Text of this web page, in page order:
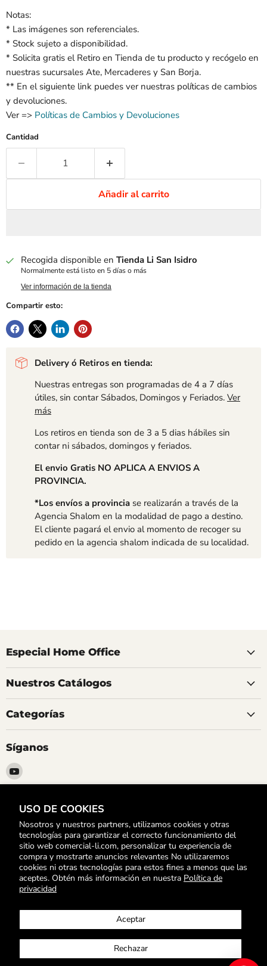
USO DE COOKIES
Nosotros y nuestros partners, utilizamos cookies y otras
tecnologías para garantizar el correcto funcionamiento del
sitio web comercial-li.com, personalizar tu experiencia de
compra y mostrarte anuncios relevantes No utilizaremos
cookies ni otras tecnologías para estos fines a menos que las
aceptes. Obtén más información en nuestra Política de
privacidad
Aceptar
Rechazar
Notas:
* Las imágenes son referenciales.
* Stock sujeto a disponibilidad.
* Solicita gratis el Retiro en Tienda de tu producto y recógelo en
nuestras sucursales Ate, Mercaderes y San Borja.
** En el siguiente link puedes ver nuestras políticas de cambios
y devoluciones.
Ver => Políticas de Cambios y Devoluciones
Cantidad
Añadir al carrito
Recogida disponible en Tienda Li San Isidro
Normalmente está listo en 5 días o más
Ver información de la tienda
Compartir esto:
Delivery ó Retiros en tienda:
Nuestras entregas son programadas de 4 a 7 días
útiles, sin contar Sábados, Domingos y Feriados. Ver
más
Los retiros en tienda son de 3 a 5 dias hábiles sin
contar ni sábados, domingos y feriados.
El envio Gratis NO APLICA A ENVIOS A
PROVINCIA.
*Los envíos a provincia se realizarán a través de la
Agencia Shalom en la modalidad de pago a destino.
El cliente pagará el envio al momento de recoger su
pedido en la agencia shalom indicada de su localidad.
Especial Home Office
Nuestros Catálogos
Categorías
Síganos
Encuéntrenos
en
Suscríbete
Para Enterarte de nuestras Ofertas y Promociones
Correo electrónico Registrarse
Política de devoluciones
Términos y Condiciones
Comprobante electrónico
Listas escolares
Contáctenos
Libro de Reclamaciones
Propiedad artística © 2026 Comercial Li.